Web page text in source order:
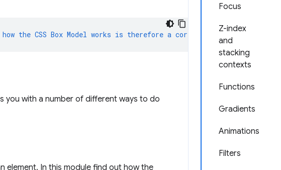
Focus
Z-index
and
stacking
contexts
Functions
Gradients
Animations
Filters
how the CSS Box Model works is therefore a core foundation of
you with a number of different ways to do
element. In this module find out how the